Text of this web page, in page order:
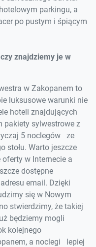
parkingu, a
po pustym i śpiącym
znajdziemy je w
w Zakopanem to
luksusowe warunki nie
hoteli znajdujących
pakiety sylwestrowe z
5 noclegów ze
stołu. Warto jeszcze
w Internecie a
dostępne
email. Dzięki
się w Nowym
stwierdzimy, że takiej
będziemy mogli
kolejnego
a noclegi lepiej